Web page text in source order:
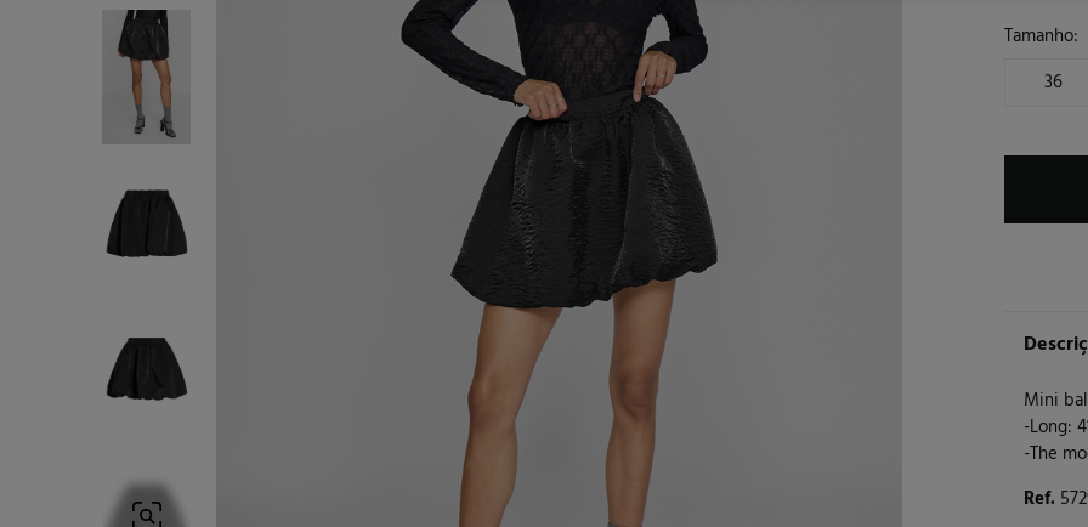
Tamanho:
36
Mini
-Long:
-The
Ref.